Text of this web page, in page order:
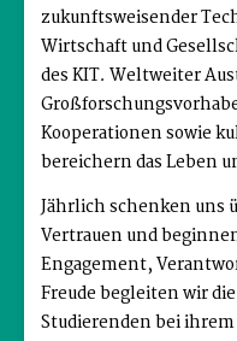
zukunftsweisender
Wirtschaft und
des KIT. Weltweiter
Kooperationen sowie
bereichern das Leben
Jährlich schenken uns
Vertrauen und
Engagement,
Freude begleiten wir
Studierenden bei